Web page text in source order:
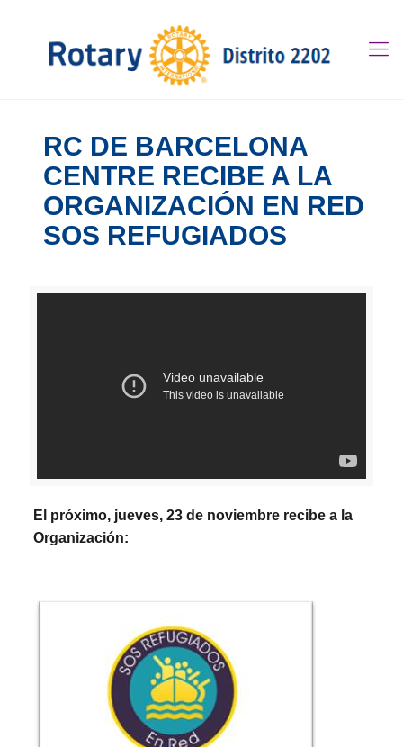
RC DE BARCELONA
CENTRE RECIBE A LA
ORGANIZACIÓN EN RED
SOS REFUGIADOS
El próximo, jueves, 23 de noviembre recibe a la
Organización: